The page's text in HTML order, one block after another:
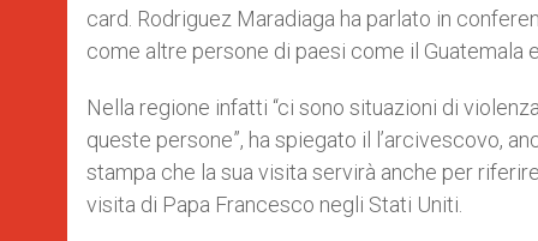
card. Rodriguez Maradiaga ha parlato in
come altre persone di paesi come il Guatemala
Nella regione infatti “ci sono situazioni di
queste persone”, ha spiegato il l’arcivescovo,
stampa che la sua visita servirà anche per
visita di Papa Francesco negli Stati Uniti.